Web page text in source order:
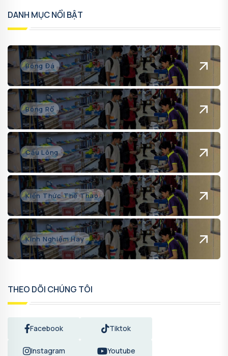
DANH MỤC NỔI BẬT
Bóng Đá
Bóng Rổ
Cầu Lông
Kiến Thức Thể Thao
Kinh Nghiệm Hay
THEO DÕI CHÚNG TÔI
Facebook Tiktok
Instagram Youtube